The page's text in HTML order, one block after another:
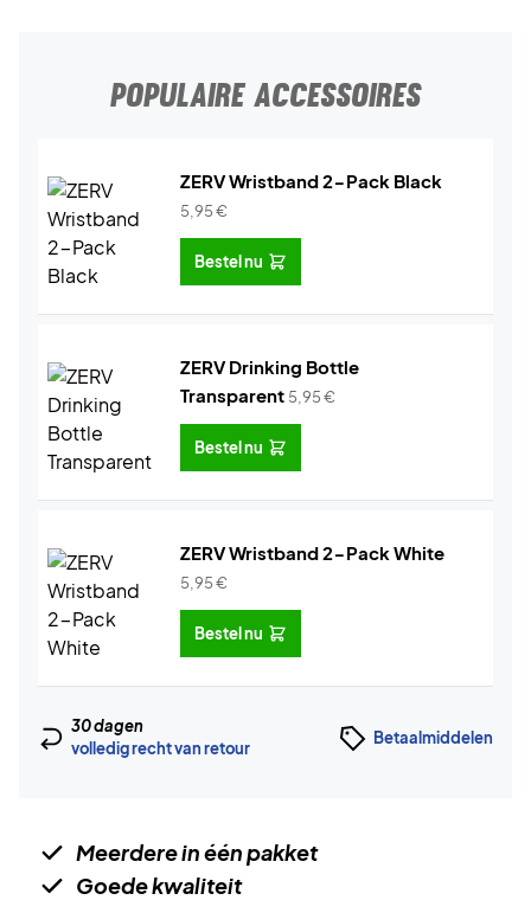
POPULAIRE ACCESSOIRES
ZERV Wristband 2-Pack Black
5,95€
Bestel nu
ZERV Drinking Bottle
Transparent 5,95€
Bestel nu
ZERV Wristband 2-Pack White
5,95€
Bestel nu
30 dagen
volledig recht van retour
Betaalmiddelen
Meerdere in één pakket
Goede kwaliteit